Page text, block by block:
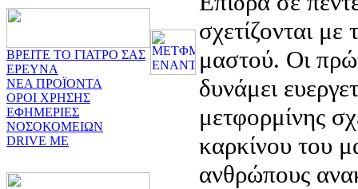
ΒΡΕΙΤΕ ΤΟ ΓΙΑΤΡΟ ΣΑΣ
ΕΡΕΥΝΑ
ΝΕΑ ΠΡΟΪΟΝΤΑ
ΟΡΟΙ ΧΡΗΣΗΣ
ΕΦΗΜΕΡΙΕΣ
ΝΟΣΟΚΟΜΕΙΩΝ
DRIVE ME
σχετίζονται
μαστού. Οι
δυνάμει
μετφορμίνης
καρκίνου του
ανθρώπους